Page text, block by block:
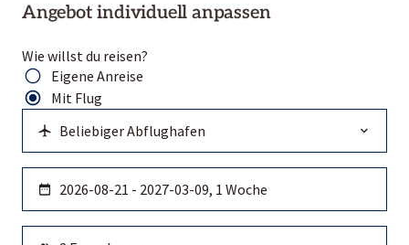
Angebot individuell anpassen
Wie willst du reisen?
Eigene Anreise
Mit Flug